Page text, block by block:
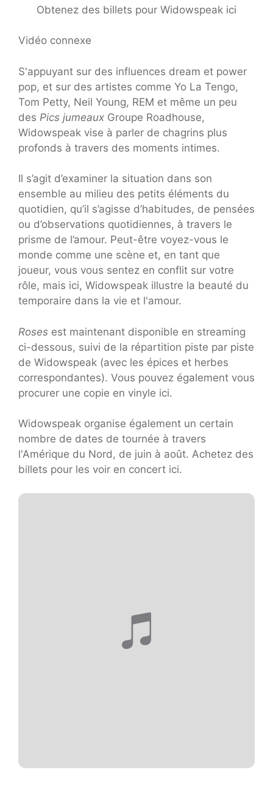
Obtenez des billets pour Widowspeak ici
Vidéo connexe
S'appuyant sur des influences dream et power
pop, et sur des artistes comme Yo La Tengo,
Tom Petty, Neil Young, REM et même un peu
des Pics jumeaux Groupe Roadhouse,
Widowspeak vise à parler de chagrins plus
profonds à travers des moments intimes.
Il s’agit d’examiner la situation dans son
ensemble au milieu des petits éléments du
quotidien, qu’il s’agisse d’habitudes, de pensées
ou d’observations quotidiennes, à travers le
prisme de l’amour. Peut-être voyez-vous le
monde comme une scène et, en tant que
joueur, vous vous sentez en conflit sur votre
rôle, mais ici, Widowspeak illustre la beauté du
temporaire dans la vie et l'amour.
Roses est maintenant disponible en streaming
ci-dessous, suivi de la répartition piste par piste
de Widowspeak (avec les épices et herbes
correspondantes). Vous pouvez également vous
procurer une copie en vinyle ici.
Widowspeak organise également un certain
nombre de dates de tournée à travers
l'Amérique du Nord, de juin à août. Achetez des
billets pour les voir en concert ici.